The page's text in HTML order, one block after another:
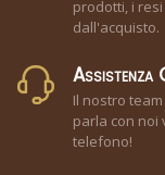
prodotti, i
dall'acquisto.
Assistenza
Il nostro
parla con noi
telefono!